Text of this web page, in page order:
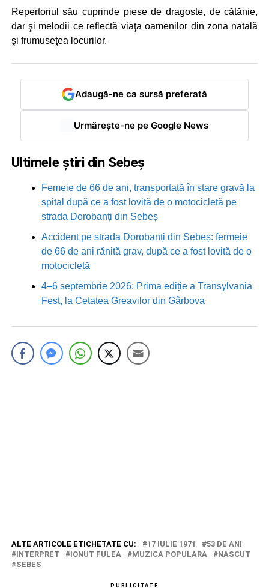
Repertoriul său cuprinde piese de dragoste, de cătănie,
dar şi melodii ce reflectă viaţa oamenilor din zona natală
şi frumuseţea locurilor.
Adaugă-ne ca sursă preferată
Urmărește-ne pe Google News
Ultimele știri din Sebeș
Femeie de 66 de ani, transportată în stare gravă la
spital după ce a fost lovită de o motocicletă pe
strada Dorobanți din Sebeș
Accident pe strada Dorobanți din Sebeș: fermeie
de 66 de ani rănită grav, după ce a fost lovită de o
motocicletă
4–6 septembrie 2026: Prima ediție a Transylvania
Fest, la Cetatea Greavilor din Gârbova
ALTE ARTICOLE ETICHETATE CU: 17 IULIE 1971
53 DE ANI
INTERPRET
IONUT FULEA MUZICA POPULARA
NASCUT
SEBES
PUBLICITATE